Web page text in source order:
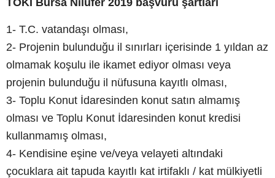
1- T.C. vatandaşı olması,
2- Projenin bulunduğu il sınırları içerisinde 1 yıldan az
olmamak koşulu ile ikamet ediyor olması veya
projenin bulunduğu il nüfusuna kayıtlı olması,
3- Toplu Konut İdaresinden konut satın almamış
olması ve Toplu Konut İdaresinden konut kredisi
kullanmamış olması,
4- Kendisine eşine ve/veya velayeti altındaki
çocuklara ait tapuda kayıtlı kat irtifaklı / kat mülkiyetli